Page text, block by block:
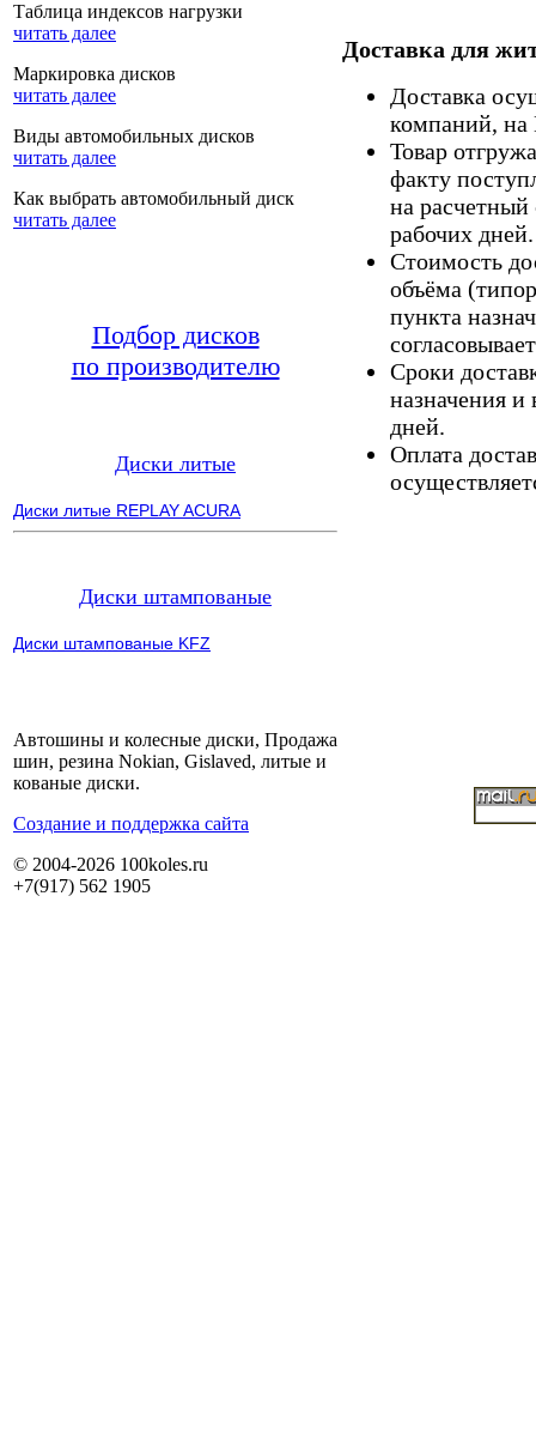
Таблица индексов нагрузки
читать далее
Маркировка дисков
читать далее
Виды автомобильных дисков
читать далее
Как выбрать автомобильный диск
читать далее
Подбор дисков
по производителю
Диски литые
Диски литые REPLAY ACURA
Диски штампованые
Диски штампованые KFZ
Доставка для
Доставка
компаний,
Товар
факту
на расчетный
рабочих дней.
Стоимость
объёма
пункта
Сроки
назначения и
дней.
Оплата
Автошины и колесные диски, Продажа
шин, резина Nokian, Gislaved, литые и
кованые диски.
Cоздание и поддержка сайта
© 2004-2026 100koles.ru
+7(917) 562 1905